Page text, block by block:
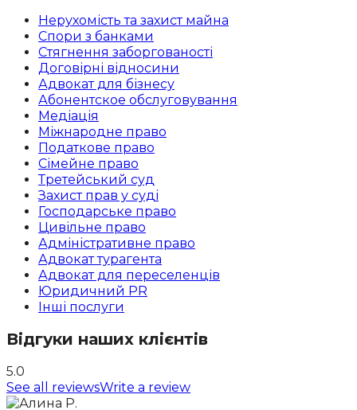
Нерухомість та захист майна
Спори з банками
Стягнення заборгованості
Договірні відносини
Адвокат для бізнесу
Абoнентское обслуговування
Медіація
Міжнародне право
Податкове право
Сімейне право
Третейський суд
Захист прав у суді
Господарське право
Цивільне право
Адміністративне право
Адвокат турагента
Адвокат для переселенців
Юридичний PR
Інші послуги
Відгуки наших клієнтів
5.0
See all reviewsWrite a review